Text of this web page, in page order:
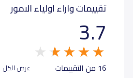
تقييمات واراء اولياء الامور
3.7
16 من التقييمات عرض الكل